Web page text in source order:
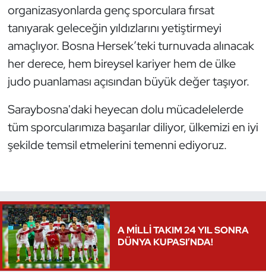
organizasyonlarda genç sporculara fırsat
tanıyarak geleceğin yıldızlarını yetiştirmeyi
amaçlıyor. Bosna Hersek’teki turnuvada alınacak
her derece, hem bireysel kariyer hem de ülke
judo puanlaması açısından büyük değer taşıyor.
Saraybosna'daki heyecan dolu mücadelelerde
tüm sporcularımıza başarılar diliyor, ülkemizi en iyi
şekilde temsil etmelerini temenni ediyoruz.
A MİLLİ TAKIM 24 YIL SONRA
DÜNYA KUPASI’NDA!
Oryantiring
Özel Sporcular
Paralimpik
Ragbi
Satranç
Sualtı Sporları
Tekvando
Tenis